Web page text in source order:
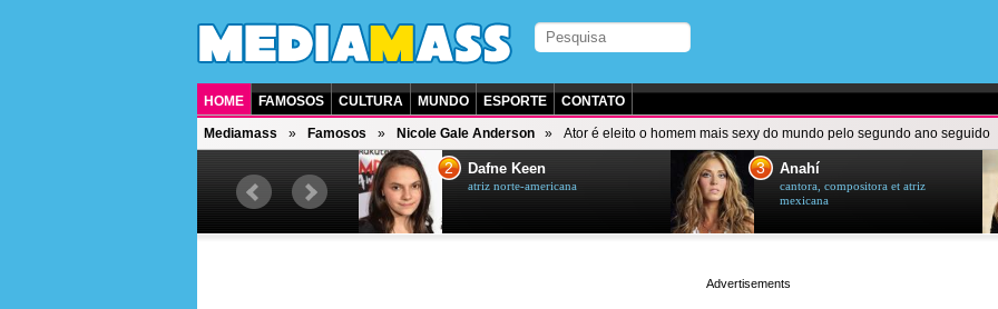
HOME FAMOSOS CULTURA MUNDO ESPORTE CONTATO
Mediamass Famosos Nicole Gale Anderson Ator é eleito o homem mais sexy do mundo pelo segundo ano seguido
2 Dafne Keen
atriz norte-americana
3 Anahí
cantora, compositora et atriz
mexicana